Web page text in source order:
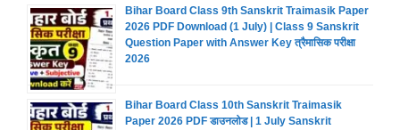
Bihar Board Class 9th Sanskrit Traimasik Paper
2026 PDF Download (1 July) | Class 9 Sanskrit
Question Paper with Answer Key त्रैमासिक परीक्षा
2026
Bihar Board Class 10th Sanskrit Traimasik
Paper 2026 PDF डाउनलोड | 1 July Sanskrit